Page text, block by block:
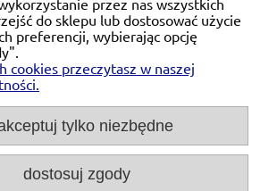
Moje konto
Płatności i dostawa
O nas
Dobra Armatura, ul. Krakowska
przez nas wszystkich
do sklepu lub dostosować użycie
preferencji, wybierając opcję
cookies przeczytasz w naszej
tylko niezbędne
dostosuj zgody